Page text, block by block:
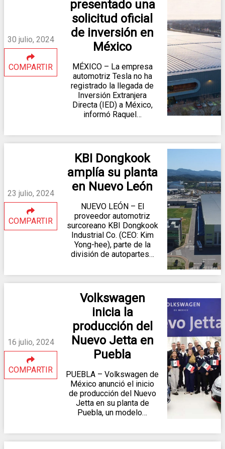
30 julio, 2024
COMPARTIR
presentado una
solicitud oficial
de inversión en
México
MÉXICO – La empresa
automotriz Tesla no ha
registrado la llegada de
Inversión Extranjera
Directa (IED) a México,
informó Raquel…
23 julio, 2024
COMPARTIR
KBI Dongkook
amplía su planta
en Nuevo León
NUEVO LEÓN – El
proveedor automotriz
surcoreano KBI Dongkook
Industrial Co. (CEO: Kim
Yong-hee), parte de la
división de autopartes…
16 julio, 2024
COMPARTIR
Volkswagen
inicia la
producción del
Nuevo Jetta en
Puebla
PUEBLA – Volkswagen de
México anunció el inicio
de producción del Nuevo
Jetta en su planta de
Puebla, un modelo…